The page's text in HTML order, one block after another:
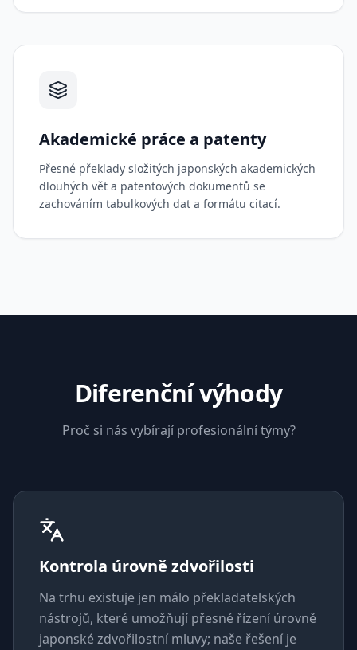
Akademické práce a patenty
Přesné překlady složitých japonských akademických
dlouhých vět a patentových dokumentů se
zachováním tabulkových dat a formátu citací.
Diferenční výhody
Proč si nás vybírají profesionální týmy?
Kontrola úrovně zdvořilosti
Na trhu existuje jen málo překladatelských
nástrojů, které umožňují přesné řízení úrovně
japonské zdvořilostní mluvy; naše řešení je